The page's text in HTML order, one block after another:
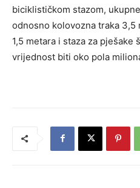
biciklističkom stazom,
odnosno kolovozna traka 3,5
1,5 metara i staza za pješake
vrijednost biti oko pola